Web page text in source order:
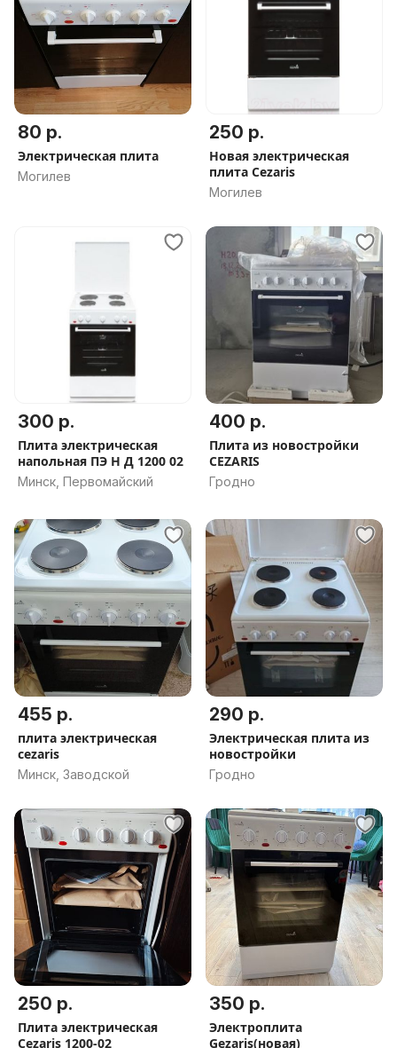
80 р.
Электрическая плита
Могилев
250 р.
Новая электрическая
плита Cezaris
Могилев
300 р.
Плита электрическая
напольная ПЭ Н Д 1200 02
Минск, Первомайский
400 р.
Плита из новостройки
CEZARIS
Гродно
455 р.
плита электрическая
cezaris
Минск, Заводской
290 р.
Электрическая плита из
новостройки
Гродно
250 р.
Плита электрическая
Cezaris 1200-02
350 р.
Электроплита
Gezaris(новая)